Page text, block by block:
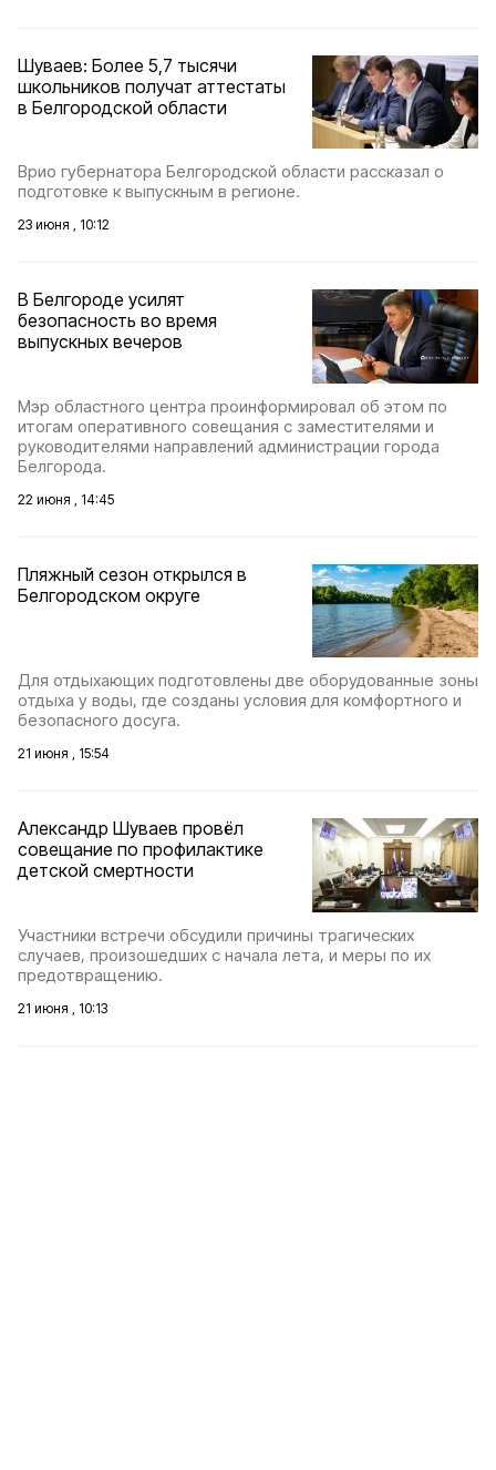
Шуваев: Более 5,7 тысячи
школьников получат аттестаты
в Белгородской области
Врио губернатора Белгородской области рассказал о
подготовке к выпускным в регионе.
23 июня , 10:12
В Белгороде усилят
безопасность во время
выпускных вечеров
Мэр областного центра проинформировал об этом по
итогам оперативного совещания с заместителями и
руководителями направлений администрации города
Белгорода.
22 июня , 14:45
Пляжный сезон открылся в
Белгородском округе
Для отдыхающих подготовлены две оборудованные зоны
отдыха у воды, где созданы условия для комфортного и
безопасного досуга.
21 июня , 15:54
Александр Шуваев провёл
совещание по профилактике
детской смертности
Участники встречи обсудили причины трагических
случаев, произошедших с начала лета, и меры по их
предотвращению.
21 июня , 10:13